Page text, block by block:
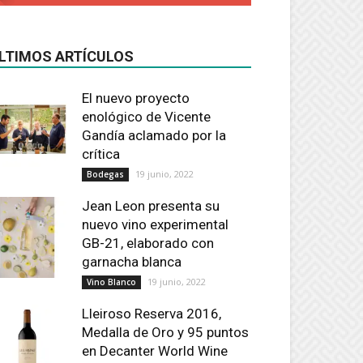
ARTÍCULOS
El nuevo proyecto
enológico de Vicente
Gandía aclamado por la
crítica
Bodegas 19 junio, 2022
Jean Leon presenta su
nuevo vino experimental
GB-21, elaborado con
garnacha blanca
Vino Blanco 19 junio, 2022
Lleiroso Reserva 2016,
Medalla de Oro y 95 puntos
en Decanter World Wine